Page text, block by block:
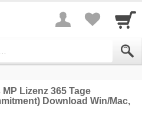
Lizenz 365 Tage
Download Win/Mac,